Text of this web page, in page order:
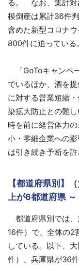
る。 なお、集計対
模倒産は累計36件
含めた新型コロナ
800件に迫っている
「GoToキャンペ
でいるほか、酒を
に対する営業短縮
染拡大防止との難
時を前に経営体力
小・零細企業への
は引き続き予断を
【都道府県別】
上が6都道府県 ～
都道府県別では、
16件）で、全体の2
している。以下、
件）、兵庫県が36